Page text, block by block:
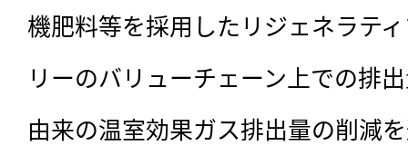
機肥料等を採用したリジェネラテ
リーのバリューチェーン上での排
由来の温室効果ガス排出量の削減